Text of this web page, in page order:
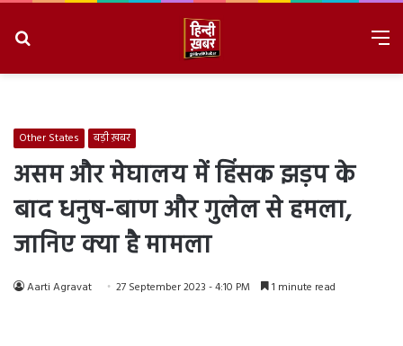
Other States बड़ी ख़बर
असम और मेघालय में हिंसक झड़प के
बाद धनुष-बाण और गुलेल से हमला,
जानिए क्या है मामला
Aarti Agravat 27 September 2023 - 4:10 PM 1 minute read